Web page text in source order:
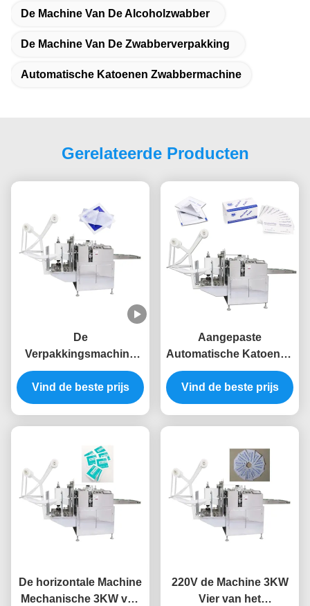
De Machine Van De Alcoholzwabber
De Machine Van De Zwabberverpakking
Automatische Katoenen Zwabbermachine
Gerelateerde Producten
De
Verpakkingsmachine
3KW van de
gekronkelde Machine
Automatische
Vind de beste prijs
Aangepaste
Automatische Katoenen
Zwabbermachine 5KW
die Makend Machine
verpakken
Vind de beste prijs
De horizontale Machine
Mechanische 3KW van
220V de Machine 3KW
Vier van het